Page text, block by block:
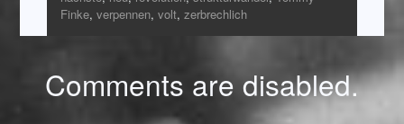
Finke,verpennen,volt,zerbrechlich
Comments are disabled.